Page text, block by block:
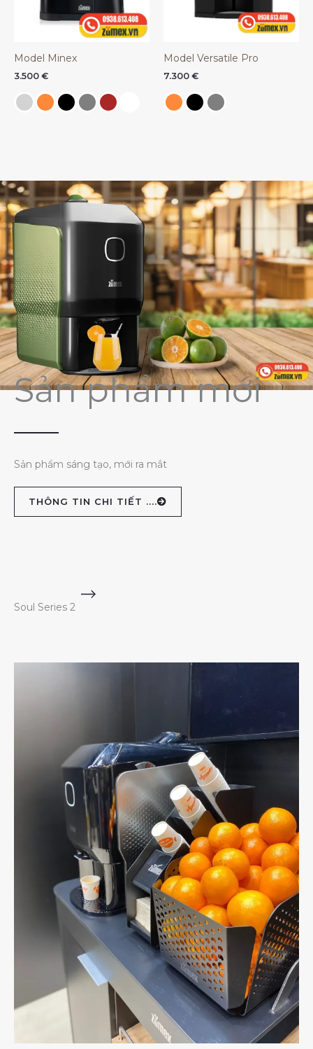
Model Minex
3.500 €
Model Versatile Pro
7.300 €
Sản phẩm mới
Sản phẩm sáng tạo, mới ra mắt
THÔNG TIN CHI TIẾT ....
Soul Series 2